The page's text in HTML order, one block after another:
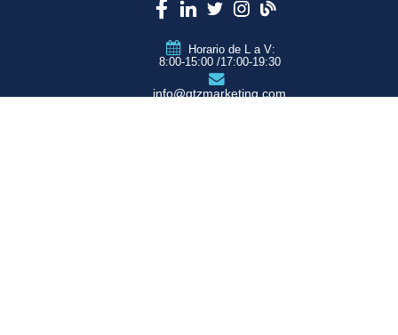
Horario de L a V:
8:00-15:00 /17:00-19:30
info@qtzmarketing.com